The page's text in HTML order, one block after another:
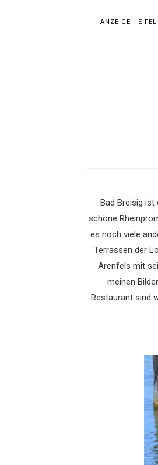
ANZEIGE . EIFEL
Bad Breisig ist
schöne
es noch viele
Terrassen der
Arenfels mit
meinen
Restaurant sind